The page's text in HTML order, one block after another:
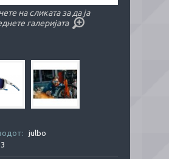
на сликата за да ја
галеријата
julbo
3